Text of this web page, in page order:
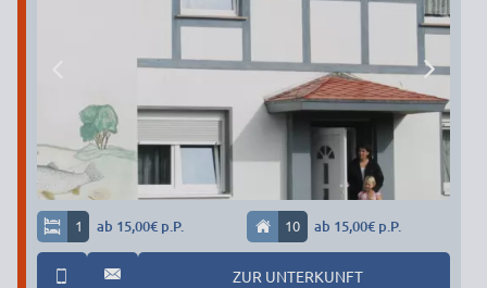
1 ab 15,00€ p.P. 10 ab 15,00€ p.P.
ZUR UNTERKUNFT